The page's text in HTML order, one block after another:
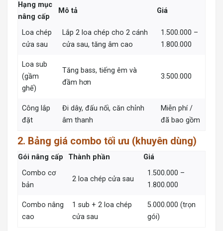
Hạng mục
nâng cấp
Mô tả Giá
Loa chép
cửa sau
Lắp 2 loa chép cho 2 cánh
cửa sau, tăng âm cao
1.500.000 –
1.800.000
Loa sub
(gầm
ghế)
Tăng bass, tiếng êm và
đầm hơn
3.500.000
Công lắp
đặt
Đi dây, đấu nối, căn chỉnh
âm thanh
Miễn phí /
đã bao gồm
2. Bảng giá combo tối ưu (khuyên dùng)
Gói nâng cấp Thành phần
Giá
Combo cơ
bản
2 loa chép cửa sau
1.500.000 –
1.800.000
Combo nâng
cao
1 sub + 2 loa chép
cửa sau
5.000.000 (trọn
gói)